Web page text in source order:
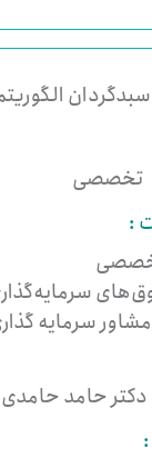
تخصصی
:
سرمایه
دکتر حامد